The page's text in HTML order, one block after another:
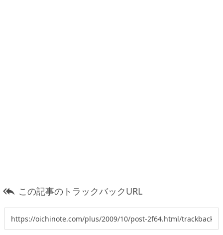
 この記事のトラックバックURL